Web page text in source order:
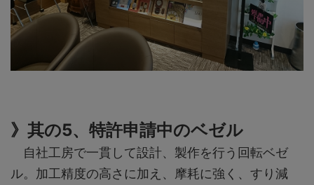
》其の5、特許申請中のベゼル
自社工房で一貫して設計、製作を行う回転ベゼ
ル。加工精度の高さに加え、摩耗に強く、すり減